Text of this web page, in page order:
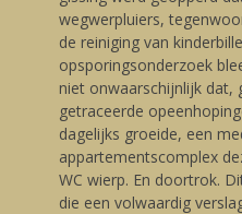
wegwerpluiers,
de reiniging van
opsporingsonderzoek
niet onwaarschijnlijk dat,
getraceerde
dagelijks groeide, een
appartementscomplex
WC wierp. En doortrok.
die een volwaardig